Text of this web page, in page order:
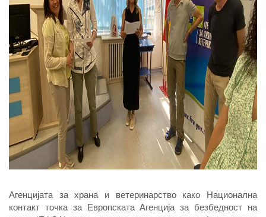
Агенцијата за храна и ветеринарство како Национална
контакт точка за Европската Агенција за безбедност на